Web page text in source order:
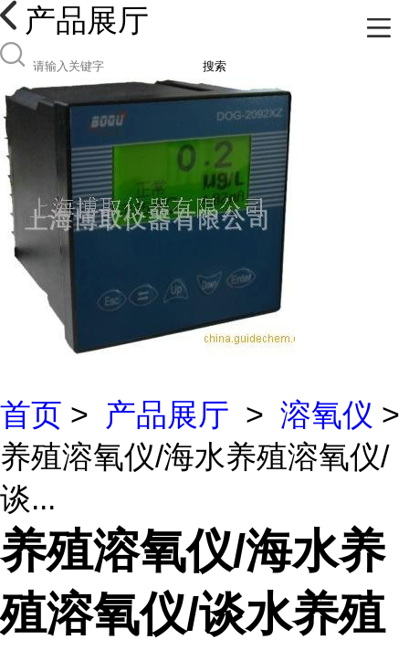
产品展厅
搜索
首页 > 产品展厅 > 溶氧仪 >
养殖溶氧仪/海水养殖溶氧仪/
谈...
养殖溶氧仪/海水养
殖溶氧仪/谈水养殖